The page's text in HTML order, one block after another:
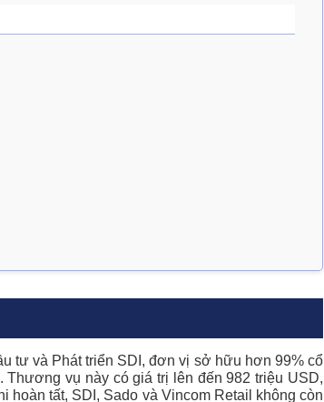
tư và Phát triển SDI, đơn vị sở hữu hơn 99% cổ
vụ này có giá trị lên đến 982 triệu USD,
tất, SDI, Sado và Vincom Retail không còn